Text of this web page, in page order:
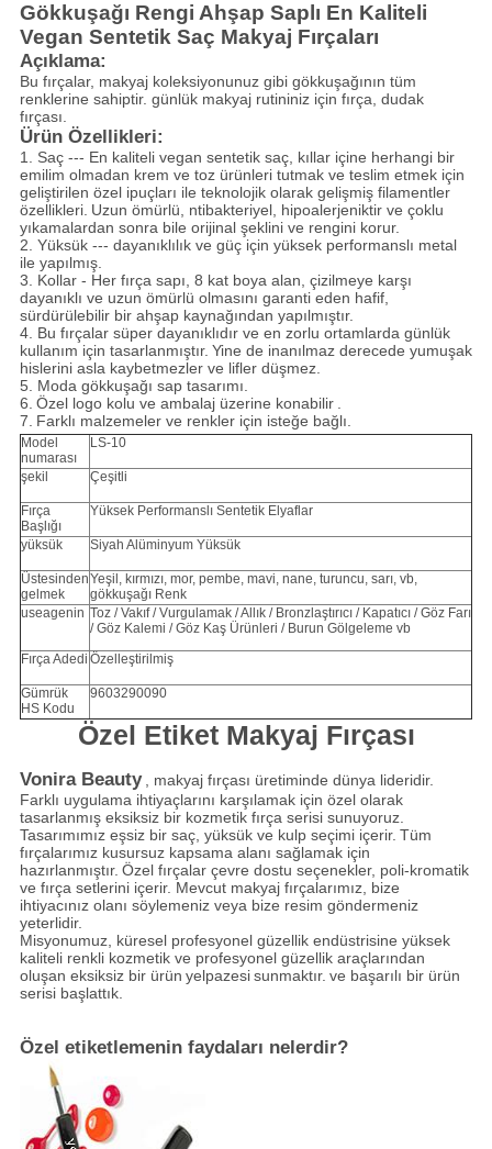
Gökkuşağı Rengi Ahşap Saplı En Kaliteli
Vegan Sentetik Saç Makyaj Fırçaları
Açıklama:
Bu fırçalar, makyaj koleksiyonunuz gibi gökkuşağının tüm
renklerine sahiptir. günlük makyaj rutininiz için fırça, dudak
fırçası.
Ürün Özellikleri:
1. Saç --- En kaliteli vegan sentetik saç, kıllar içine herhangi bir
emilim olmadan krem ​​ve toz ürünleri tutmak ve teslim etmek için
geliştirilen özel ipuçları ile teknolojik olarak gelişmiş filamentler
özellikleri. Uzun ömürlü, ntibakteriyel, hipoalerjeniktir ve çoklu
yıkamalardan sonra bile orijinal şeklini ve rengini korur.
2. Yüksük --- dayanıklılık ve güç için yüksek performanslı metal
ile yapılmış.
3. Kollar - Her fırça sapı, 8 kat boya alan, çizilmeye karşı
dayanıklı ve uzun ömürlü olmasını garanti eden hafif,
sürdürülebilir bir ahşap kaynağından yapılmıştır.
4. Bu fırçalar süper dayanıklıdır ve en zorlu ortamlarda günlük
kullanım için tasarlanmıştır. Yine de inanılmaz derecede yumuşak
hislerini asla kaybetmezler ve lifler düşmez.
5. Moda gökkuşağı sap tasarımı.
6. Özel logo kolu ve ambalaj üzerine konabilir .
7. Farklı malzemeler ve renkler için isteğe bağlı.
Model
numarası
LS-10
şekil Çeşitli
Fırça
Başlığı
Yüksek Performanslı Sentetik Elyaflar
yüksük Siyah Alüminyum Yüksük
Üstesinden
gelmek
Yeşil, kırmızı, mor, pembe, mavi, nane, turuncu, sarı, vb,
gökkuşağı Renk
useagenin Toz / Vakıf / Vurgulamak / Allık / Bronzlaştırıcı / Kapatıcı / Göz Farı
/ Göz Kalemi / Göz Kaş Ürünleri / Burun Gölgeleme vb
Fırça Adedi Özelleştirilmiş
Gümrük
HS Kodu
9603290090
Özel Etiket Makyaj Fırçası
Vonira Beauty , makyaj fırçası üretiminde dünya lideridir.
Farklı uygulama ihtiyaçlarını karşılamak için özel olarak
tasarlanmış eksiksiz bir kozmetik fırça serisi sunuyoruz.
Tasarımımız eşsiz bir saç, yüksük ve kulp seçimi içerir. Tüm
fırçalarımız kusursuz kapsama alanı sağlamak için
hazırlanmıştır. Özel fırçalar çevre dostu seçenekler, poli-kromatik
ve fırça setlerini içerir. Mevcut makyaj fırçalarımız, bize
ihtiyacınız olanı söylemeniz veya bize resim göndermeniz
yeterlidir.
Misyonumuz, küresel profesyonel güzellik endüstrisine yüksek
kaliteli renkli kozmetik ve profesyonel güzellik araçlarından
oluşan eksiksiz bir ürün yelpazesisunmaktır. ve başarılı bir ürün
serisi başlattık.
Özel etiketlemenin faydaları nelerdir?